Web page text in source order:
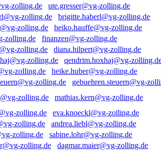
ute.gresser@vg-zolling.de
brigitte.haberl@vg-zolling.de
heiko.hauffe@vg-zolling.de
finanzen@vg-zolling.de
diana.hilpert@vg-zolling.de
qendrim.hoxhaj@vg-
heike.huber@vg-zolling.de
gebuehren.steuern@vg-
mathias.kern@vg-zolling.de
eva.knoeckl@vg-zolling.de
andrea.liebl@vg-zolling.de
sabine.lohr@vg-zolling.de
dagmar.maier@vg-zolling.de